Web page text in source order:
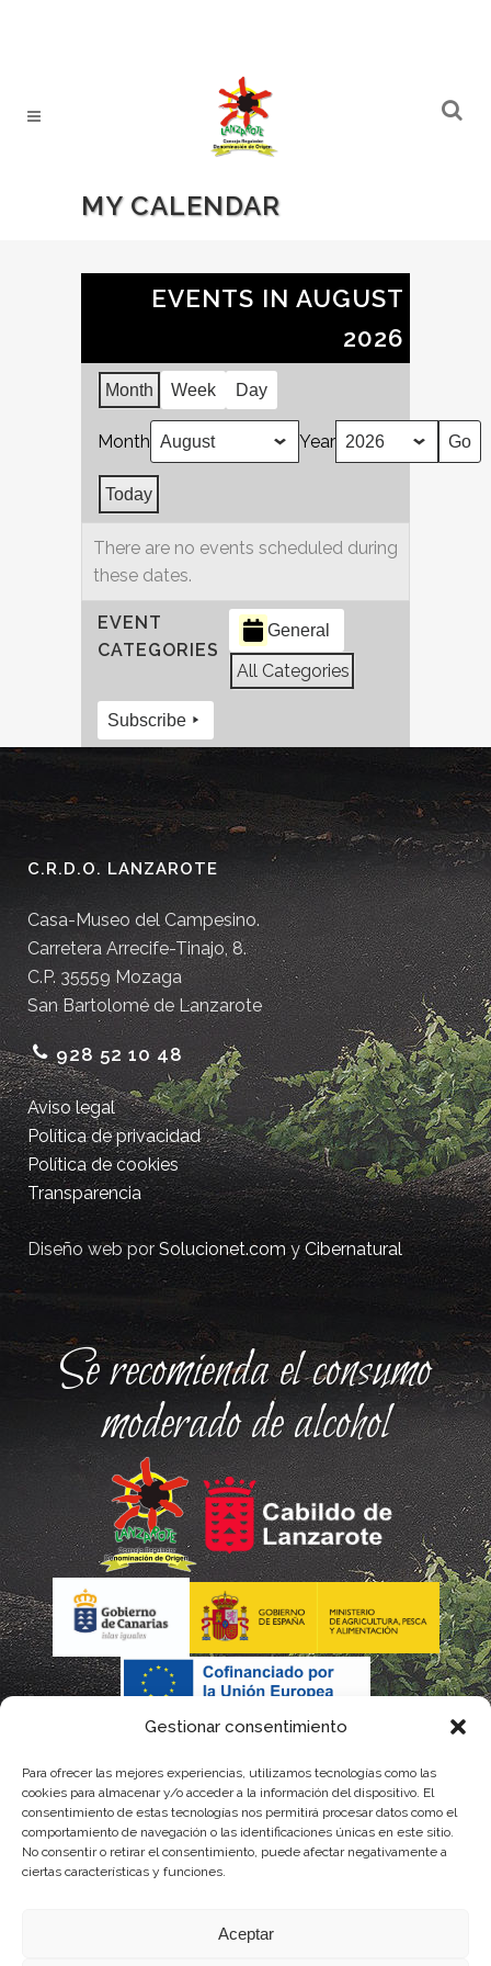
Gestionar consentimiento
Para ofrecer las mejores experiencias, utilizamos tecnologías como las
cookies para almacenar y/o acceder a la información del dispositivo. El
consentimiento de estas tecnologías nos permitirá procesar datos como el
comportamiento de navegación o las identificaciones únicas en este sitio.
No consentir o retirar el consentimiento, puede afectar negativamente a
ciertas características y funciones.
Aceptar
MY CALENDAR
EVENTS IN AUGUST
2026
Month Week Day
Month Year
Today
There are no events scheduled during
these dates.
EVENT
CATEGORIES
General
All Categories
Subscribe
C.R.D.O. LANZAROTE
Casa-Museo del Campesino.
Carretera Arrecife-Tinajo, 8.
C.P. 35559 Mozaga
San Bartolomé de Lanzarote
928 52 10 48
Aviso legal
Política de privacidad
Política de cookies
Transparencia
Diseño web porSolucionet.comyCibernatural
Se recomienda el consumo
moderado de alcohol
La gestión de la DOP Lanzarote realizada por este Consejo Regulador es financiada,
con fondos provenientes del presupuesto de gastos del Instituto Canario de